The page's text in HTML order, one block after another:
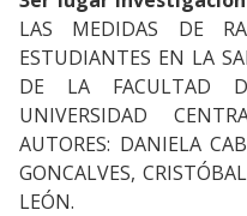
LAS MEDIDAS DE
ESTUDIANTES EN LA
DE LA FACULTAD
UNIVERSIDAD
AUTORES: DANIELA
GONCALVES,
LEÓN.